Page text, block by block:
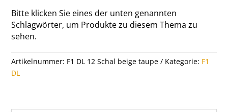
12
Menge
Bitte klicken Sie eines der unten genannten
Schlagwörter, um Produkte zu diesem Thema zu
sehen.
Artikelnummer: F1 DL 12 Schal beige taupe Kategorie: F1
DL